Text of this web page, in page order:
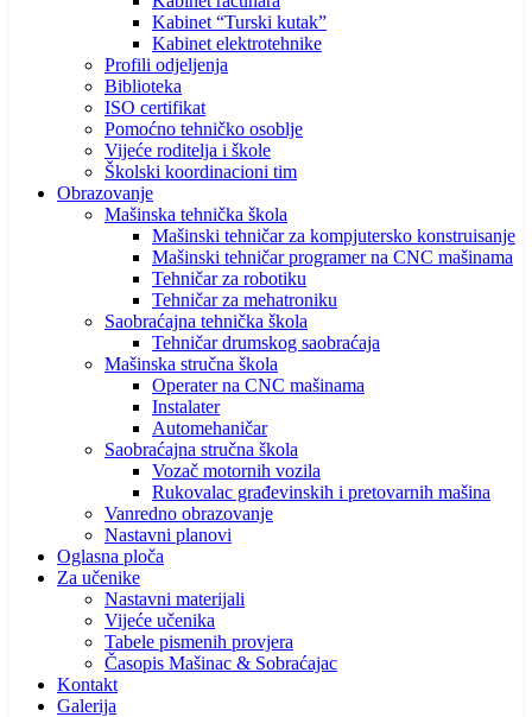
Kabinet “Turski kutak”
Kabinet elektrotehnike
Profili odjeljenja
Biblioteka
ISO certifikat
Pomoćno tehničko osoblje
Vijeće roditelja i škole
Školski koordinacioni tim
Obrazovanje
Mašinska tehnička škola
Mašinski tehničar za kompjutersko konstruisanje
Mašinski tehničar programer na CNC mašinama
Tehničar za robotiku
Tehničar za mehatroniku
Saobraćajna tehnička škola
Tehničar drumskog saobraćaja
Mašinska stručna škola
Operater na CNC mašinama
Instalater
Automehaničar
Saobraćajna stručna škola
Vozač motornih vozila
Rukovalac građevinskih i pretovarnih mašina
Vanredno obrazovanje
Nastavni planovi
Oglasna ploča
Za učenike
Nastavni materijali
Vijeće učenika
Tabele pismenih provjera
Časopis Mašinac & Sobraćajac
Kontakt
Galerija